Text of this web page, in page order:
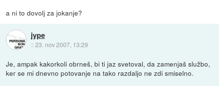
a ni to dovolj za jokanje?
jype
::23. nov 2007, 13:29
Je, ampak kakorkoli obrneš, bi ti jaz svetoval, da zamenjaš službo,
ker se mi dnevno potovanje na tako razdaljo ne zdi smiselno.